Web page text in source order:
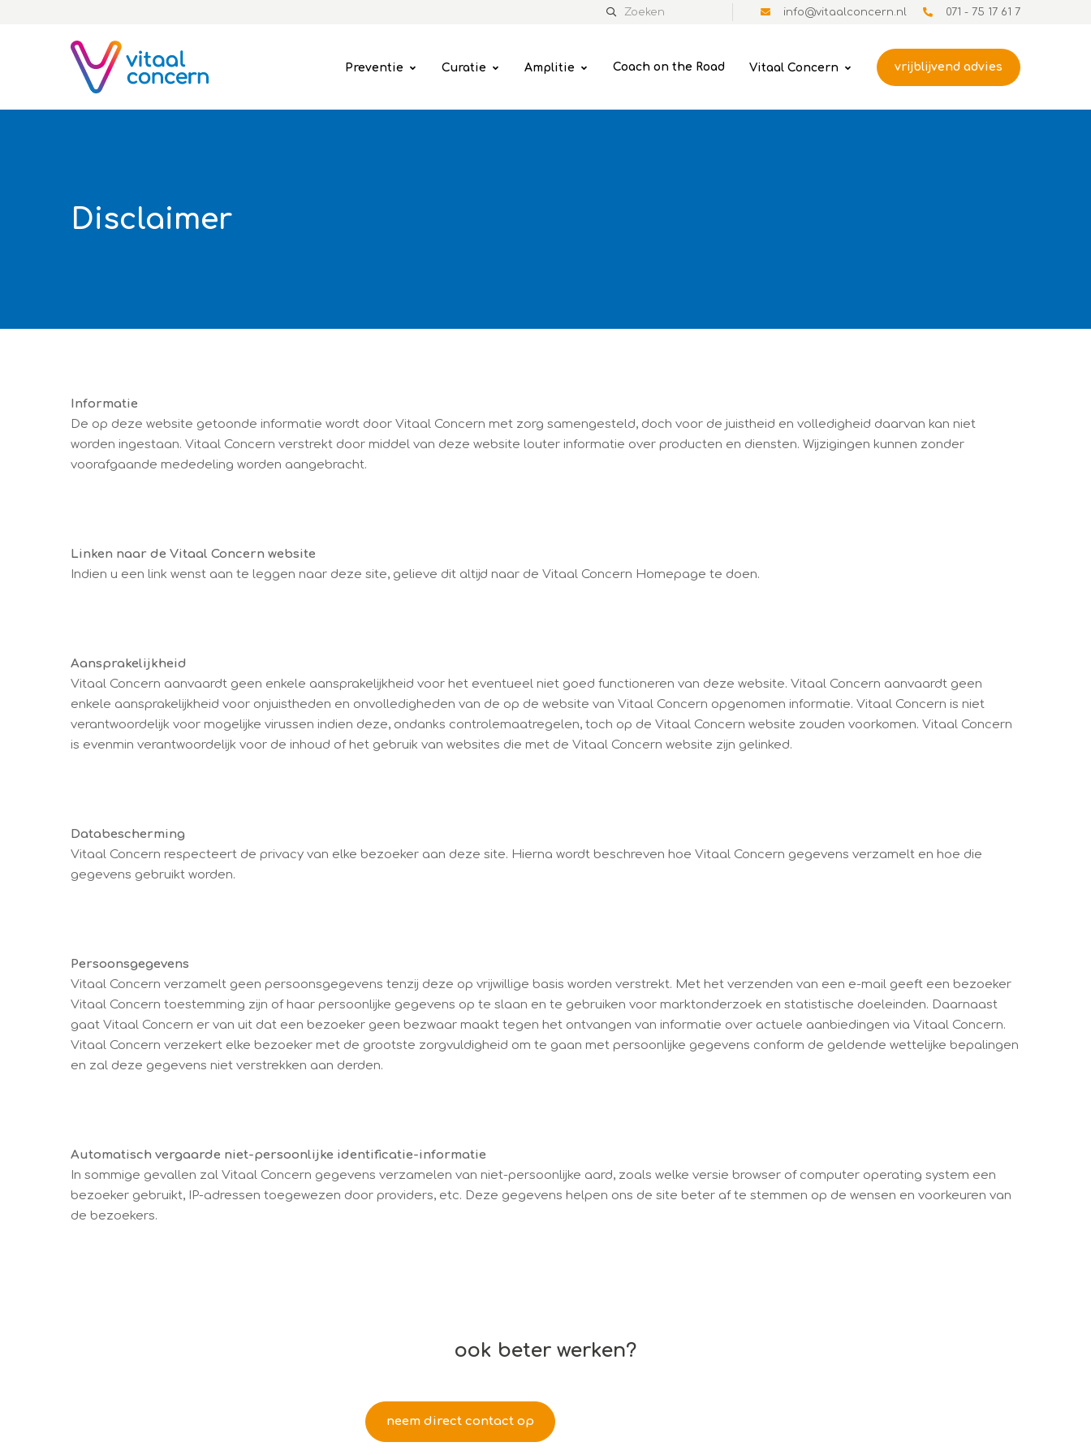
info@vitaalconcern.nl 071 - 75 17 61 7
Preventie Curatie Amplitie Coach on the Road Vitaal Concern vrijblijvend advies
Disclaimer
Informatie
De op deze website getoonde informatie wordt door Vitaal Concern met zorg samengesteld, doch voor de juistheid en volledigheid daarvan kan niet
worden ingestaan. Vitaal Concern verstrekt door middel van deze website louter informatie over producten en diensten. Wijzigingen kunnen zonder
voorafgaande mededeling worden aangebracht.
Linken naar de Vitaal Concern website
Indien u een link wenst aan te leggen naar deze site, gelieve dit altijd naar de Vitaal Concern Homepage te doen.
Aansprakelijkheid
Vitaal Concern aanvaardt geen enkele aansprakelijkheid voor het eventueel niet goed functioneren van deze website. Vitaal Concern aanvaardt geen
enkele aansprakelijkheid voor onjuistheden en onvolledigheden van de op de website van Vitaal Concern opgenomen informatie. Vitaal Concern is niet
verantwoordelijk voor mogelijke virussen indien deze, ondanks controlemaatregelen, toch op de Vitaal Concern website zouden voorkomen. Vitaal Concern
is evenmin verantwoordelijk voor de inhoud of het gebruik van websites die met de Vitaal Concern website zijn gelinked.
Databescherming
Vitaal Concern respecteert de privacy van elke bezoeker aan deze site. Hierna wordt beschreven hoe Vitaal Concern gegevens verzamelt en hoe die
gegevens gebruikt worden.
Persoonsgegevens
Vitaal Concern verzamelt geen persoonsgegevens tenzij deze op vrijwillige basis worden verstrekt. Met het verzenden van een e-mail geeft een bezoeker
Vitaal Concern toestemming zijn of haar persoonlijke gegevens op te slaan en te gebruiken voor marktonderzoek en statistische doeleinden. Daarnaast
gaat Vitaal Concern er van uit dat een bezoeker geen bezwaar maakt tegen het ontvangen van informatie over actuele aanbiedingen via Vitaal Concern.
Vitaal Concern verzekert elke bezoeker met de grootste zorgvuldigheid om te gaan met persoonlijke gegevens conform de geldende wettelijke bepalingen
en zal deze gegevens niet verstrekken aan derden.
Automatisch vergaarde niet-persoonlijke identificatie-informatie
In sommige gevallen zal Vitaal Concern gegevens verzamelen van niet-persoonlijke aard, zoals welke versie browser of computer operating system een
bezoeker gebruikt, IP-adressen toegewezen door providers, etc. Deze gegevens helpen ons de site beter af te stemmen op de wensen en voorkeuren van
de bezoekers.
ook beter werken?
neem direct contact op